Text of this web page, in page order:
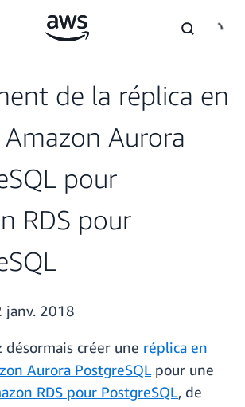
de la réplica en
Aurora
pour
RDS pour
janv. 2018
désormais créer une réplica en
Aurora PostgreSQLpour une
RDS pour PostgreSQL, de